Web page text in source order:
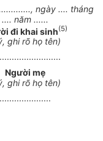
ngày .... tháng
.... năm ......
đi khai sinh(5)
ghi rõ họ tên)
Người mẹ
ghi rõ họ tên)
.....................